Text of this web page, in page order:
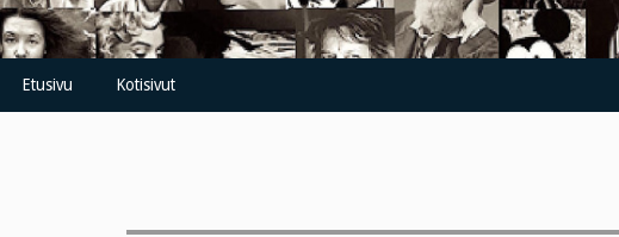
Etusivu Kotisivut